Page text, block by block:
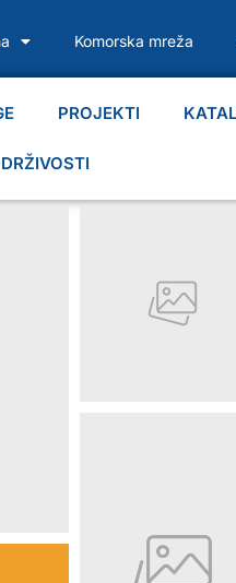
Komorska mreža
PROJEKTI